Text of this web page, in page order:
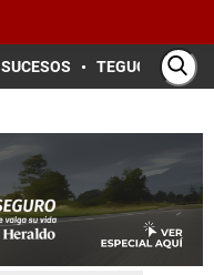
SUCESOS TEGUCIGALPA